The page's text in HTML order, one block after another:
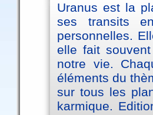
Uranus est la
ses transits
personnelles.
elle fait
notre vie.
éléments du
sur tous les
karmique.